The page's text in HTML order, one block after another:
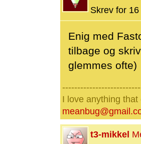
Skrev for
Enig med
tilbage og
glemmes ofte)
I love anything
t3-mikkel